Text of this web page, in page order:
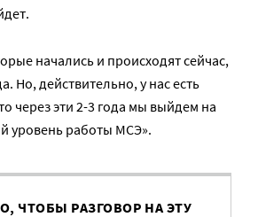
начались и происходят сейчас,
Но, действительно, у нас есть
через эти 2-3 года мы выйдем на
уровень работы МСЭ».
ЧТОБЫ РАЗГОВОР НА ЭТУ